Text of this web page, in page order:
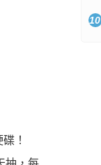
！
10